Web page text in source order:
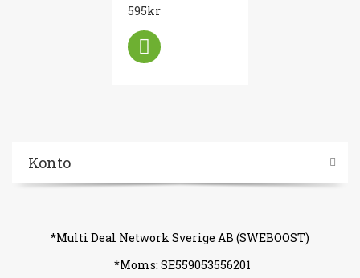
595kr
Konto
*Multi Deal Network Sverige AB (SWEBOOST)
*Moms: SE559053556201